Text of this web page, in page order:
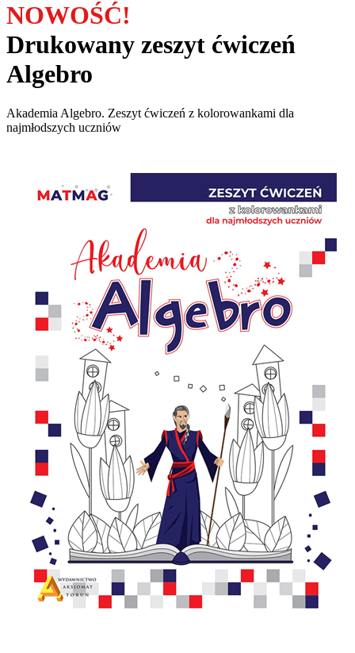
NOWOŚĆ!
Drukowany zeszyt ćwiczeń
Algebro
Akademia Algebro. Zeszyt ćwiczeń z kolorowankami dla
najmłodszych uczniów